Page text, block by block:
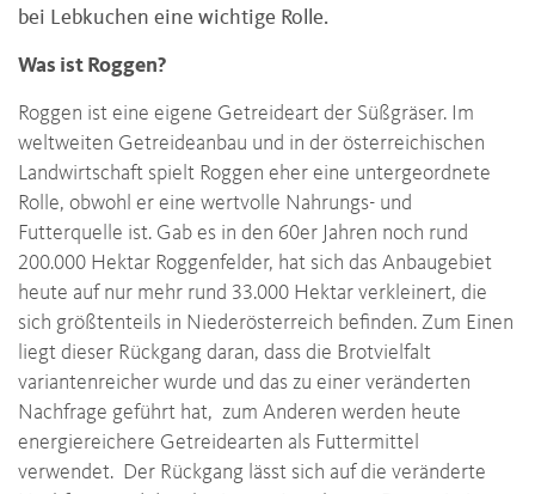
bei Lebkuchen eine wichtige Rolle.
Was ist Roggen?
Roggen ist eine eigene Getreideart der Süßgräser. Im
weltweiten Getreideanbau und in der österreichischen
Landwirtschaft spielt Roggen eher eine untergeordnete
Rolle, obwohl er eine wertvolle Nahrungs- und
Futterquelle ist. Gab es in den 60er Jahren noch rund
200.000 Hektar Roggenfelder, hat sich das Anbaugebiet
heute auf nur mehr rund 33.000 Hektar verkleinert, die
sich größtenteils in Niederösterreich befinden. Zum Einen
liegt dieser Rückgang daran, dass die Brotvielfalt
variantenreicher wurde und das zu einer veränderten
Nachfrage geführt hat, zum Anderen werden heute
energiereichere Getreidearten als Futtermittel
verwendet. Der Rückgang lässt sich auf die veränderte